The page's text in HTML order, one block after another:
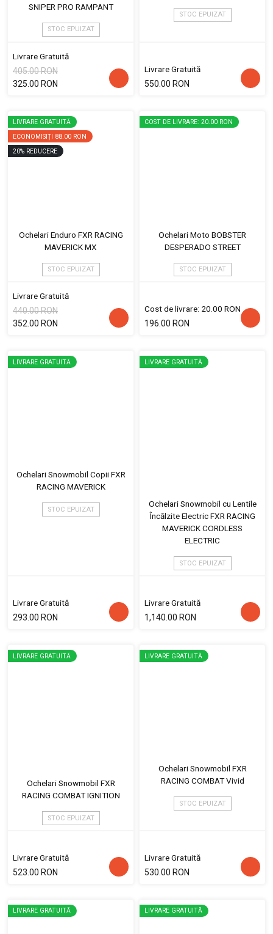
SNIPER PRO RAMPANT
STOC EPUIZAT
Livrare Gratuită
405.00 RON
325.00 RON
STOC EPUIZAT
Livrare Gratuită
550.00 RON
LIVRARE GRATUITĂ
ECONOMISIȚI 88.00 RON
20% REDUCERE
Ochelari Enduro FXR RACING
MAVERICK MX
STOC EPUIZAT
Livrare Gratuită
440.00 RON
352.00 RON
COST DE LIVRARE: 20.00 RON
Ochelari Moto BOBSTER
DESPERADO STREET
STOC EPUIZAT
Cost de livrare: 20.00 RON
196.00 RON
LIVRARE GRATUITĂ
Ochelari Snowmobil Copii FXR
RACING MAVERICK
STOC EPUIZAT
Livrare Gratuită
293.00 RON
LIVRARE GRATUITĂ
Ochelari Snowmobil cu Lentile
Încălzite Electric FXR RACING
MAVERICK CORDLESS
ELECTRIC
STOC EPUIZAT
Livrare Gratuită
1,140.00 RON
LIVRARE GRATUITĂ
Ochelari Snowmobil FXR
RACING COMBAT IGNITION
STOC EPUIZAT
Livrare Gratuită
523.00 RON
LIVRARE GRATUITĂ
Ochelari Snowmobil FXR
RACING COMBAT Vivid
STOC EPUIZAT
Livrare Gratuită
530.00 RON
LIVRARE GRATUITĂ LIVRARE GRATUITĂ